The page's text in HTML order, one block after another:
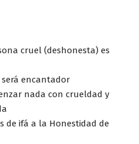
cruel (deshonesta) es
encantador
nada con crueldad y
de ifá a la Honestidad de